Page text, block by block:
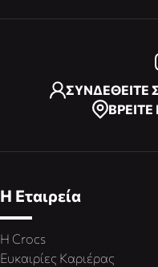
ΣΥΝΔΕΘΕΙΤΕ
Η Εταιρεία
Η Crocs
Ευκαιρίες Καριέρας